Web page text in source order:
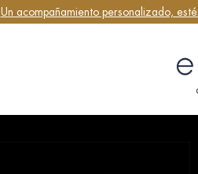
Un acompañamiento personalizado,